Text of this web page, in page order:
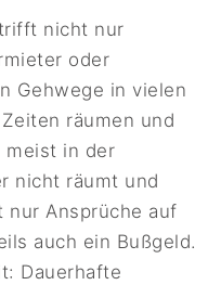
nicht nur
oder
Gehwege in vielen
räumen und
meist in der
nicht räumt und
Ansprüche auf
auch ein Bußgeld.
Dauerhafte